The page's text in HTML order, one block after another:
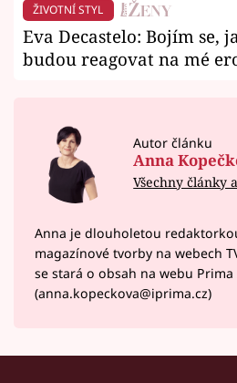
ŽIVOTNÍ STYL
Eva Decastelo: Bojím se,
budou reagovat na mé
Autor článku
Anna
Všechny články
Anna je dlouholetou
magazínové tvorby na webech
se stará o obsah na webu Prima
(anna.kopeckova@iprima.cz)